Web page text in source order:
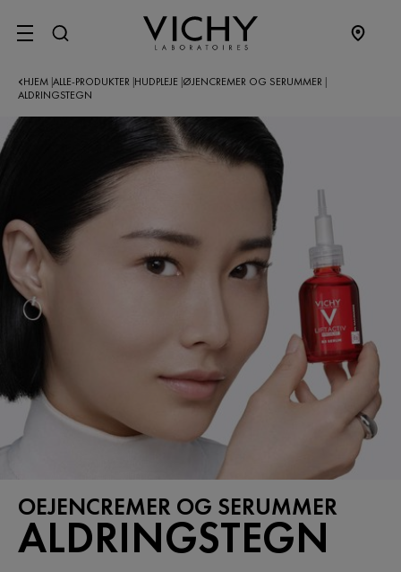
SITE MENU
HJEM ALLE-PRODUKTER HUDPLEJE ØJENCREMER OG SERUMMER
ALDRINGSTEGN
OEJENCREMER OG SERUMMER
ALDRINGSTEGN